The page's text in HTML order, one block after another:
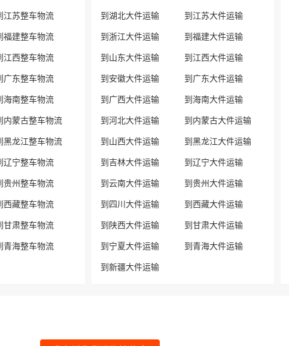
江苏整车物流
福建整车物流
江西整车物流
广东整车物流
海南整车物流
内蒙古整车物流
黑龙江整车物流
辽宁整车物流
贵州整车物流
西藏整车物流
甘肃整车物流
青海整车物流
到湖北大件运输 到江苏大件运输
到浙江大件运输 到福建大件运输
到山东大件运输 到江西大件运输
到安徽大件运输 到广东大件运输
到广西大件运输 到海南大件运输
到河北大件运输 到内蒙古大件运输
到山西大件运输 到黑龙江大件运输
到吉林大件运输 到辽宁大件运输
到云南大件运输 到贵州大件运输
到四川大件运输 到西藏大件运输
到陕西大件运输 到甘肃大件运输
到宁夏大件运输 到青海大件运输
到新疆大件运输